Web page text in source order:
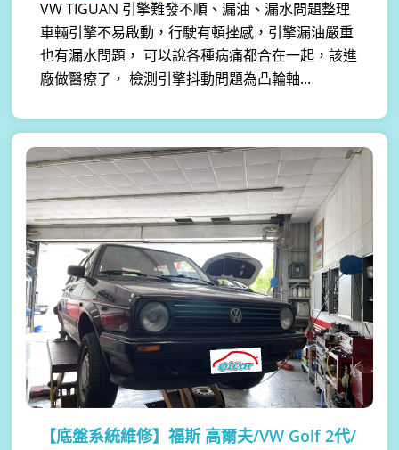
VW TIGUAN 引擎難發不順、漏油、漏水問題整理
車輛引擎不易啟動，行駛有頓挫感，引擎漏油嚴重
也有漏水問題， 可以說各種病痛都合在一起，該進
廠做醫療了， 檢測引擎抖動問題為凸輪軸...
【底盤系統維修】福斯 高爾夫/VW Golf 2代/